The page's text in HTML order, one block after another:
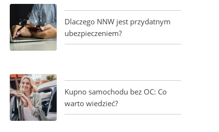
Dlaczego NNW jest przydatnym
ubezpieczeniem?
Kupno samochodu bez OC: Co
warto wiedzieć?